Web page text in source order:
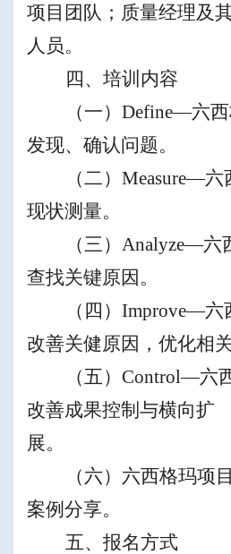
项目团队 ；质量经理及
人员。
四、培训内容
（一） Define—六
发现、确认问题。
（二） Measure—六
现状测量。
（三） Analyze—六
查找关键原因 。
（四） Improve—六
改善关健原因，优化相
（五） Control—六
改善成果控制与横向扩
展。
（六） 六西格玛项
案例分享。
五、报名方式